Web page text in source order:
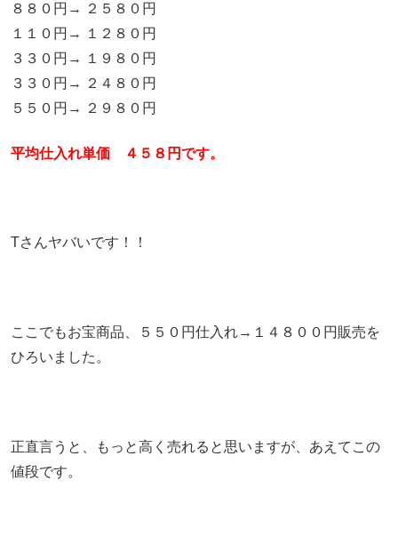
８８０円→ ２５８０円
１１０円→ １２８０円
３３０円→ １９８０円
３３０円→ ２４８０円
５５０円→ ２９８０円
平均仕入れ単価 ４５８円です。
Tさんヤバいです！！
ここでもお宝商品、５５０円仕入れ→１４８００円販売を
ひろいました。
正直言うと、もっと高く売れると思いますが、あえてこの
値段です。